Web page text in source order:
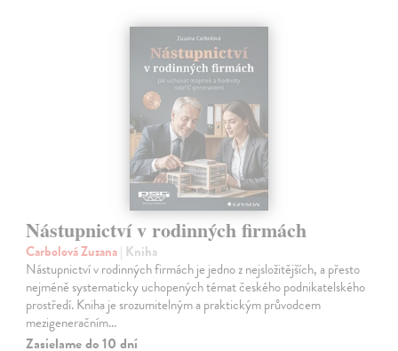
Nástupnictví v rodinných firmách
Carbolová Zuzana| Kniha
Nástupnictví v rodinných firmách je jedno z nejsložitějších, a přesto
nejméně systematicky uchopených témat českého podnikatelského
prostředí. Kniha je srozumitelným a praktickým průvodcem
mezigeneračním…
Zasielame do 10 dní